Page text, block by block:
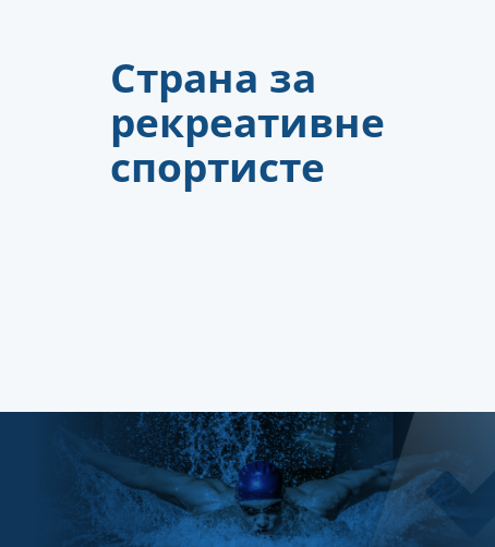
Страна за
рекреативне
спортисте